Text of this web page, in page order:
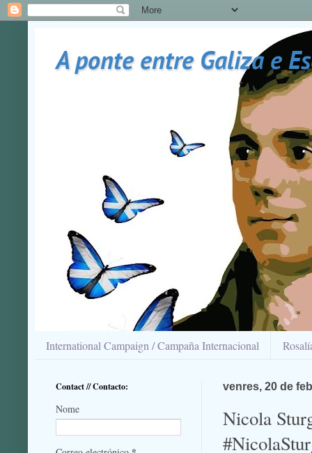
A ponte entre Galiza e
International Campaign / Campaña Internacional
venres, 20 de
Nicola
Contact // Contacto:
Nome